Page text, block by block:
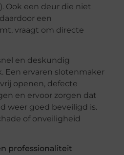
Ook een deur die niet
een
vraagt om directe
en deskundig
Een ervaren slotenmaker
openen, defecte
en ervoor zorgen dat
weer goed beveiligd is.
of onveiligheid
professionaliteit